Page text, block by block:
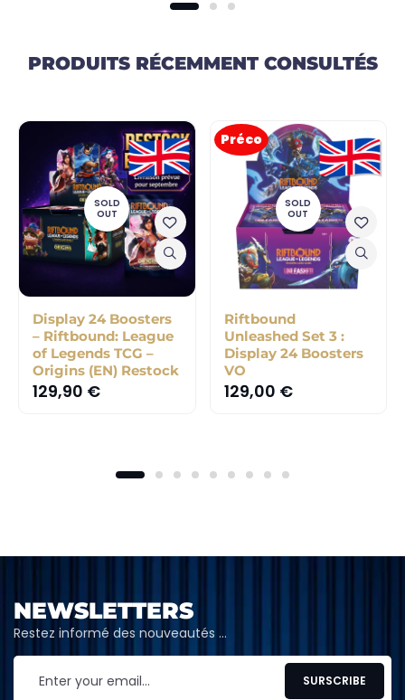
PRODUITS RÉCEMMENT CONSULTÉS
SOLD
OUT
Display 24 Boosters
– Riftbound: League
of Legends TCG –
Origins (EN) Restock
129,90 €
Préco
SOLD
OUT
Riftbound
Unleashed Set 3 :
Display 24 Boosters
VO
129,00 €
NEWSLETTERS
Restez informé des nouveautés …